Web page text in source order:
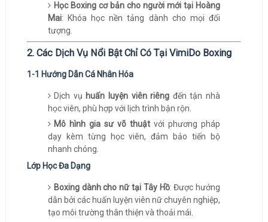
Học Boxing cơ bản cho người mới tại Hoàng
Mai: Khóa học nền tảng dành cho mọi đối
tượng.
2. Các Dịch Vụ Nổi Bật Chỉ Có Tại VimiDo Boxing
1-1 Hướng Dẫn Cá Nhân Hóa
Dịch vụ huấn luyện viên riêng đến tận nhà
học viên, phù hợp với lịch trình bận rộn.
Mô hình gia sư võ thuật với phương pháp
dạy kèm từng học viên, đảm bảo tiến bộ
nhanh chóng.
Lớp Học Đa Dạng
Boxing dành cho nữ tại Tây Hồ: Được hướng
dẫn bởi các huấn luyện viên nữ chuyên nghiệp,
tạo môi trường thân thiện và thoải mái.